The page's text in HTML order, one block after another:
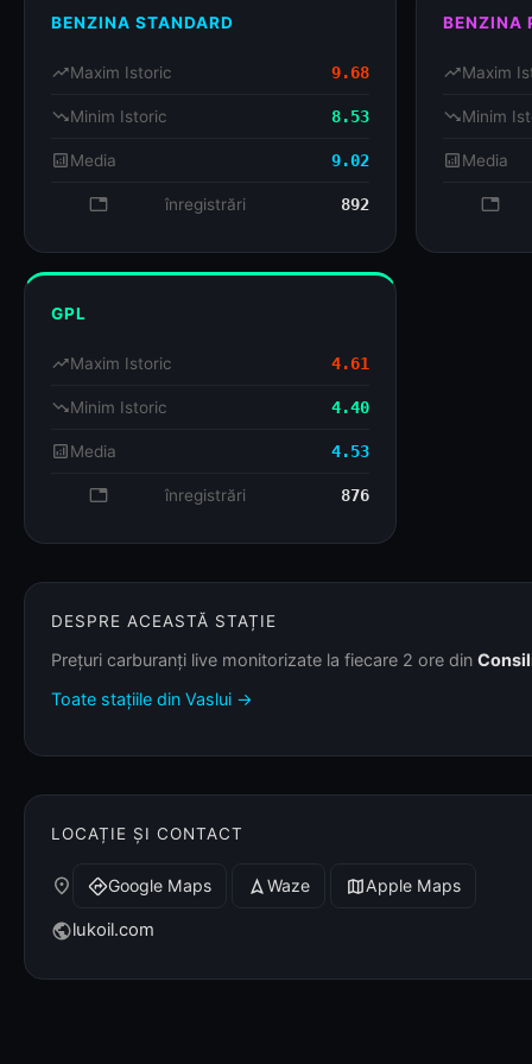
BENZINA STANDARD
trending_upMaxim Istoric 9.68
trending_downMinim Istoric 8.53
analyticsMedia 9.02
database înregistrări 892
BENZINA
trending_upMaxim
trending_downMinim
analyticsMedia
GPL
trending_upMaxim Istoric 4.61
trending_downMinim Istoric 4.40
analyticsMedia 4.53
database înregistrări 876
DESPRE ACEASTĂ STAȚIE
Prețuri carburanți live monitorizate la fiecare 2 ore din
Toate stațiile din Vaslui →
LOCAȚIE ȘI CONTACT
place directionsGoogle Maps navigation Waze mapApple Maps
publiclukoil.com